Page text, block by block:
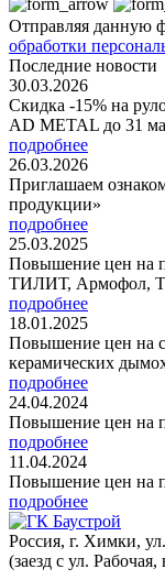
Отправляя данную
обработки
Последние новости
30.03.2026
Скидка -15% на
AD METAL до 31
подробнее
26.03.2026
Приглашаем
продукции»
подробнее
25.03.2025
Повышение цен на
ТИЛИТ, Армофол,
подробнее
18.01.2025
Повышение цен на
керамических
подробнее
24.04.2024
Повышение цен на
подробнее
11.04.2024
Повышение цен на
подробнее
Россия, г. Химки,
(заезд с ул.